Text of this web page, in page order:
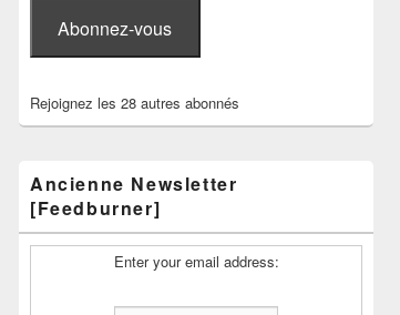
Abonnez-vous
Rejoignez les 28 autres abonnés
Ancienne Newsletter
[Feedburner]
Enter your email address: